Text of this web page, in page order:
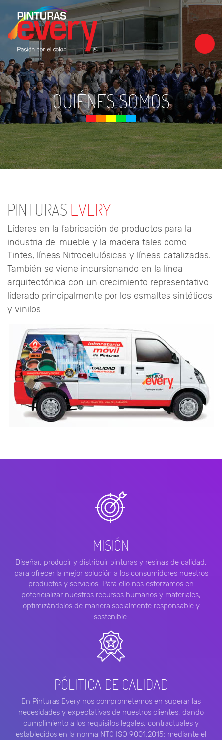
QUIÉNES SOMOS
PINTURAS EVERY
Líderes en la fabricación de productos para la
industria del mueble y la madera tales como
Tintes, líneas Nitrocelulósicas y líneas catalizadas.
También se viene incursionando en la línea
arquitectónica con un crecimiento representativo
liderado principalmente por los esmaltes sintéticos
y vinilos
MISIÓN
Diseñar, producir y distribuir pinturas y resinas de calidad,
para ofrecer la mejor solución a los consumidores nuestros
productos y servicios. Para ello nos esforzamos en
potencializar nuestros recursos humanos y materiales;
optimizándolos de manera socialmente responsable y
sostenible.
PÓLITICA DE CALIDAD
En Pinturas Every nos comprometemos en superar las
necesidades y expectativas de nuestros clientes, dando
cumplimiento a los requisitos legales, contractuales y
establecidos en la norma NTC ISO 9001:2015; mediante el